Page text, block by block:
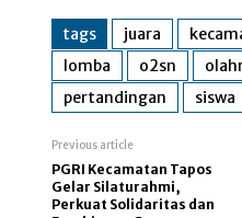
tags juara
lomba
o2sn
pertandingan
siswa
Previous article
PGRI Kecamatan Tapos
Gelar Silaturahmi,
Perkuat Solidaritas dan